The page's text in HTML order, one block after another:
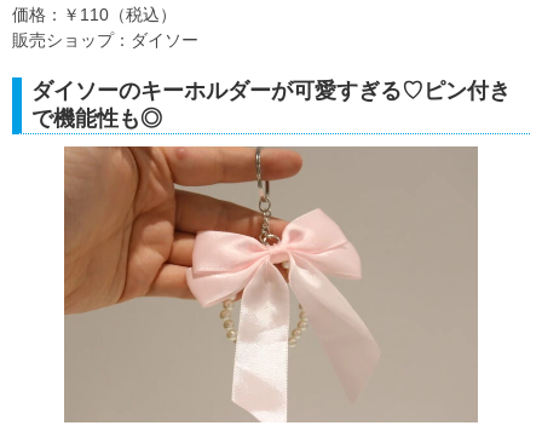
価格：￥110（税込）
販売ショップ：ダイソー
ダイソーのキーホルダーが可愛すぎる♡ピン付き
で機能性も◎